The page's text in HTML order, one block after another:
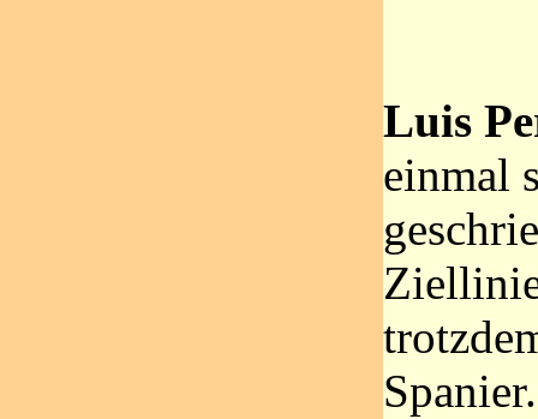
Luis
einmal
Spanier.